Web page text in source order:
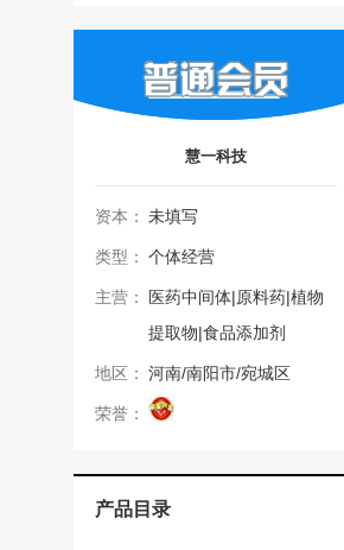
慧一科技
资本： 未填写
类型： 个体经营
主营：
医药中间体|原料药|植物
提取物|食品添加剂
地区： 河南/南阳市/宛城区
荣誉：
产品目录